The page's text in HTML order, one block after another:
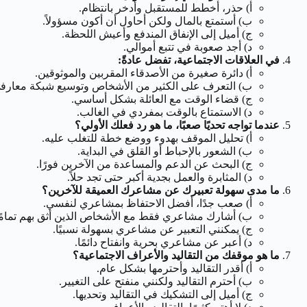
أ) حذر، أخطط للمستقبل وأدخر بانتظام.
ب) أستمتع بالمال ولكن أحاول أن أكون مسؤولاً.
ج) أميل إلى الإنفاق المندفع وأعيش اللحظة.
د) أجد صعوبة في تتبع أموالي.
في العلاقات الاجتماعية، تفضل عادةً:
أ) دائرة صغيرة من الأصدقاء المقربين والموثوقين.
ب) التعرف على الكثير من الأشخاص وتوسيع شبكة
ج) قضاء الوقت مع العائلة بشكل أساسي.
د) الاستمتاع بالوقت بمفردي في الغالب.
عندما تواجه تحديًا صعبًا، ما هو رد فعلك الأولي؟
أ) تحليل الموقف بهدوء ووضع خطة للتغلب عليه.
ب) الشعور بالإحباط أو القلق في البداية.
ج) البحث عن الدعم والمساعدة من الآخرين فورًا.
د) المثابرة والعمل بجدية أكبر حتى تجد حلاً.
ما مدى سهولة تعبيرك عن مشاعرك العميقة للآخرين؟
أ) صعب جدًا، أفضل الاحتفاظ بمشاعري لنفسي.
ب) أشارك مشاعري فقط مع الأشخاص الذين أثق بهم
ج) يمكنني التعبير عن مشاعري بسهولة نسبيًا.
د) أعبر عن مشاعري بحرية وانفتاح دائمًا.
ما هو موقفك من التقاليد والأعراف الاجتماعية؟
أ) أقدر التقاليد وأحترمها بشكل عام.
ب) أحترم التقاليد ولكنني منفتح على التغيير.
ج) أميل إلى التشكيك في التقاليد وتحديها.